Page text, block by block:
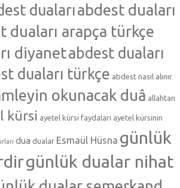
dualarıabdest duaları
duaları arapça türkçe
diyanetabdest duaları
duaları türkçe abdest nasıl alınır
okunacak duâ allahtan
kürsi ayetel kürsi faydaları ayetel kürsinin
dua dualar Esmaül Hüsna günlük
günlük dualar nihat